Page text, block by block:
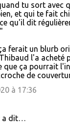
tu sort avec
et qui te fait
qu'il dit
ferait un blurb
l'a acheté
que ça pourrait
de
à 17:36
a dit…